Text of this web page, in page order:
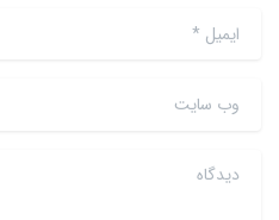
ایمیل *
وب سایت
دیدگاه